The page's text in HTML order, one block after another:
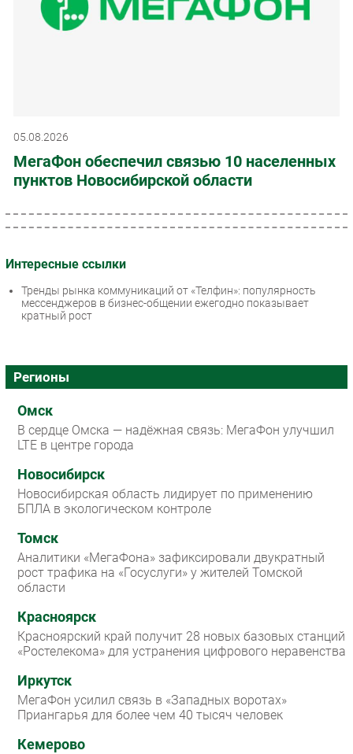
05.08.2026
МегаФон обеспечил связью 10 населенных
пунктов Новосибирской области
Интересные ссылки
Тренды рынка коммуникаций от «Телфин»: популярность
мессенджеров в бизнес-общении ежегодно показывает
кратный рост
Регионы
Омск
В сердце Омска — надёжная связь: МегаФон улучшил
LTE в центре города
Новосибирск
Новосибирская область лидирует по применению
БПЛА в экологическом контроле
Томск
Аналитики «МегаФона» зафиксировали двукратный
рост трафика на «Госуслуги» у жителей Томской
области
Красноярск
Красноярский край получит 28 новых базовых станций
«Ростелекома» для устранения цифрового неравенства
Иркутск
МегаФон усилил связь в «Западных воротах»
Приангарья для более чем 40 тысяч человек
Кемерово